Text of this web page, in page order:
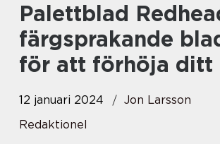
Palettblad Redhead – Ett
färgsprakande
för att förhöja ditt
12 januari 2024
Jon Larsson
Redaktionel